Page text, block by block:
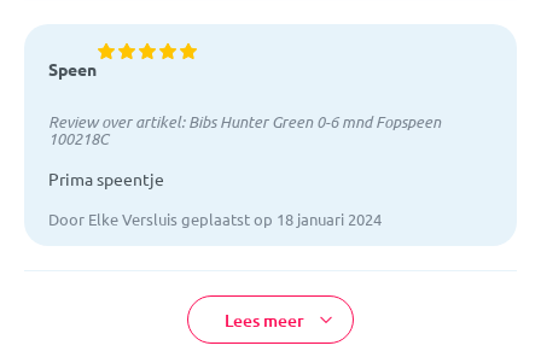
Speen
Review over artikel:Bibs Hunter Green 0-6 mnd Fopspeen
100218C
Prima speentje
Door Elke Versluis geplaatst op 18 januari 2024
Lees meer